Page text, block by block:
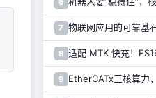
7
8
9